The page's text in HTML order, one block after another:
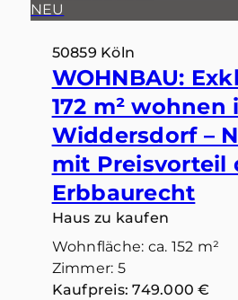
NEU
50859 Köln
WOHNBAU:
172 m² wohnen
Widdersdorf –
mit Preisvorteil
Erbbaurecht
Haus zu kaufen
Wohnfläche: ca. 152 m²
Zimmer: 5
Kaufpreis: 749.000 €